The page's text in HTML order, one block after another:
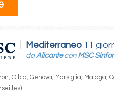
Mediterraneo 11
daAlicantecon MSC
Olbia, Genova, Marsiglia, Malaga,